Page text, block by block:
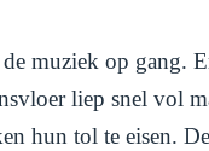
muziek op gang.
liep snel vol
hun tol te eisen.